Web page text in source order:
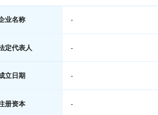
业名称 -
定代表人 -
立日期 -
册资本 -